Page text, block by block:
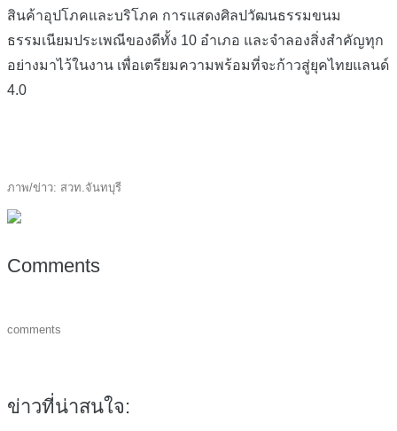
สินค้าอุปโภคและบริโภค การแสดงศิลปวัฒนธรรมขนม
ธรรมเนียมประเพณีของดีทั้ง 10 อำเภอ และจำลองสิ่งสำคัญทุก
อย่างมาไว้ในงาน เพื่อเตรียมความพร้อมที่จะก้าวสู่ยุคไทยแลนด์
4.0
ภาพ/ข่าว: สวท.จันทบุรี
Comments
comments
ข่าวที่น่าสนใจ: